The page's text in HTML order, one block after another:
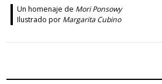
Un homenaje de Mori Ponsowy
Ilustrado por Margarita Cubino